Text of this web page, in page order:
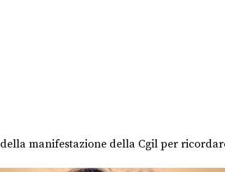
manifestazione della Cgil per